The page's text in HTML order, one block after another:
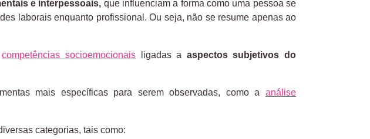
e interpessoais, que influenciam a forma como uma pessoa se
laborais enquanto profissional. Ou seja, não se resume apenas ao
competências socioemocionaisligadas a aspectos subjetivos do
mais específicas para serem observadas, como a análise
categorias, tais como: